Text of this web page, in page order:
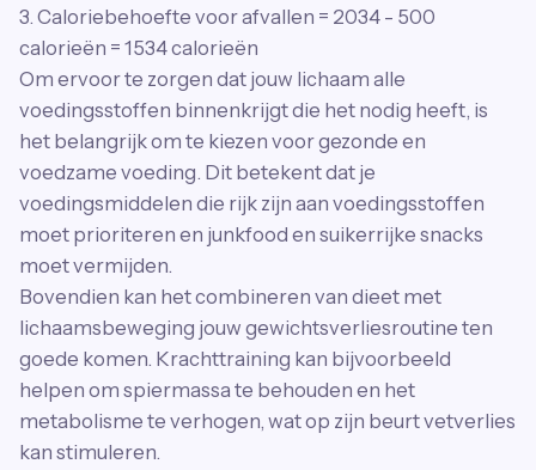
3. Caloriebehoefte voor afvallen = 2034 - 500
calorieën = 1534 calorieën
Om ervoor te zorgen dat jouw lichaam alle
voedingsstoffen binnenkrijgt die het nodig heeft, is
het belangrijk om te kiezen voor gezonde en
voedzame voeding. Dit betekent dat je
voedingsmiddelen die rijk zijn aan voedingsstoffen
moet prioriteren en junkfood en suikerrijke snacks
moet vermijden.
Bovendien kan het combineren van dieet met
lichaamsbeweging jouw gewichtsverliesroutine ten
goede komen. Krachttraining kan bijvoorbeeld
helpen om spiermassa te behouden en het
metabolisme te verhogen, wat op zijn beurt vetverlies
kan stimuleren.